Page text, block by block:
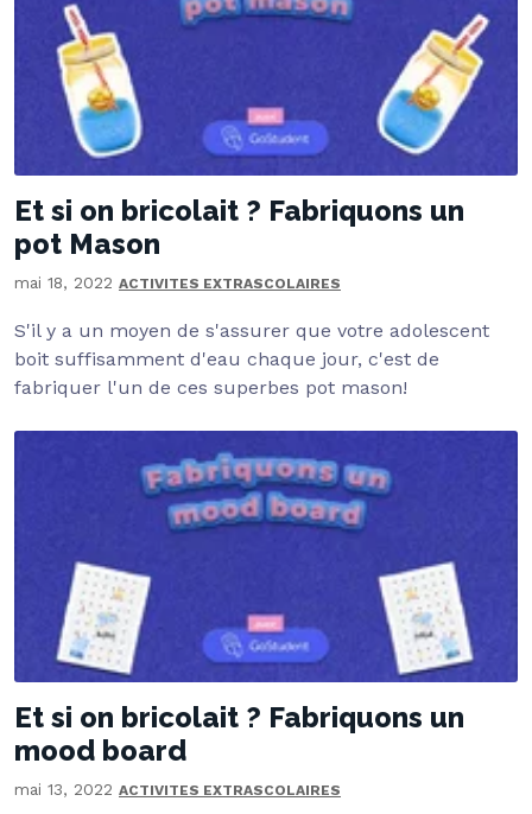
Et si on bricolait ? Fabriquons un
pot Mason
mai 18, 2022 ACTIVITES EXTRASCOLAIRES
S'il y a un moyen de s'assurer que votre adolescent
boit suffisamment d'eau chaque jour, c'est de
fabriquer l'un de ces superbes pot mason!
Et si on bricolait ? Fabriquons un
mood board
mai 13, 2022 ACTIVITES EXTRASCOLAIRES